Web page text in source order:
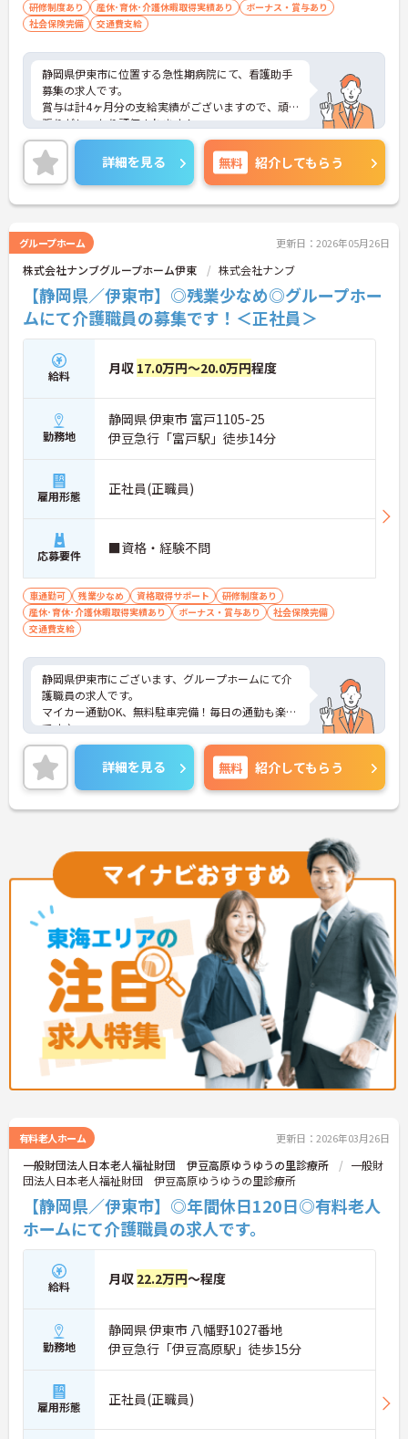
研修制度あり 産休･育休･介護休暇取得実績あり
ボーナス・賞与あり
社会保険完備
交通費支給
静岡県伊東市に位置する急性期病院にて、看護助手
募集の求人です。
賞与は計4ヶ月分の支給実績がございますので、頑
張りがしっかり評価されます！
高いモチベーションを保ったままご就業いただけま
す◎
また、日勤帯のお仕事のみなのでご家事との両立も
可能！
残業も少ないのでプライベートの時間もしっかり確
ご興味をお持ちの方は、お気軽にお問い合わせくだ
さい。
詳細を見る 無料 紹介してもらう
グループホーム 更新日：2026年05月26日
株式会社ナンブグループホーム伊東 株式会社ナンブ
【静岡県／伊東市】◎残業少なめ◎グループホー
ムにて介護職員の募集です！＜正社員＞
給料 月収 17.0万円～20.0万円程度
勤務地
静岡県 伊東市 富戸1105-25
伊豆急行「富戸駅」徒歩14分
雇用形態 正社員(正職員)
応募要件 ■資格・経験不問
車通勤可 残業少なめ 資格取得サポート
研修制度あり
産休･育休･介護休暇取得実績あり
ボーナス・賞与あり
社会保険完備
交通費支給
静岡県伊東市にございます、グループホームにて介
護職員の求人です。
マイカー通勤OK、無料駐車完備！毎日の通勤も楽々
です♪
ご興味をお持ちの方はお気軽にお問合せ下さい。
詳細を見る 無料 紹介してもらう
有料老人ホーム 更新日：2026年03月26日
一般財団法人日本老人福祉財団 伊豆高原ゆうゆうの里診療所
一般財
団法人日本老人福祉財団 伊豆高原ゆうゆうの里診療所
【静岡県／伊東市】◎年間休日120日◎有料老人
ホームにて介護職員の求人です。
給料 月収 22.2万円～程度
勤務地
静岡県 伊東市 八幡野1027番地
伊豆急行「伊豆高原駅」徒歩15分
雇用形態 正社員(正職員)